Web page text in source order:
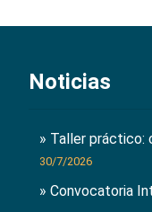
Noticias
» Taller práctico:
30/7/2026
» Convocatoria